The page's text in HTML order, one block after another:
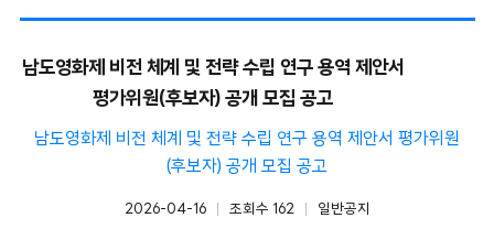
남도영화제 비전 체계 및 전략 수립 연구 용역 제안서
평가위원(후보자) 공개 모집 공고
남도영화제 비전 체계 및 전략 수립 연구 용역 제안서 평가위원
(후보자) 공개 모집 공고
2026-04-16 조회수 162
카테고리
일반공지